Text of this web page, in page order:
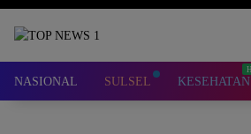
NASIONAL SULSEL KESEHATAN